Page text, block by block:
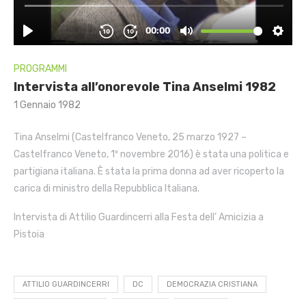
PROGRAMMI
Intervista all’onorevole Tina Anselmi 1982
1 Gennaio 1982
Tina Anselmi (Castelfranco Veneto, 25 marzo 1927 –
Castelfranco Veneto, 1º novembre 2016) è stata una politica e
partigiana italiana. È stata la prima donna ad aver ricoperto la
carica di ministro della Repubblica Italiana.
Intervista di Attilio Guardincerri alla Festa dell’ Amicizia a
Pistoia
ATTILIO GUARDINCERRI DC DEMOCRAZIA CRISTIANA